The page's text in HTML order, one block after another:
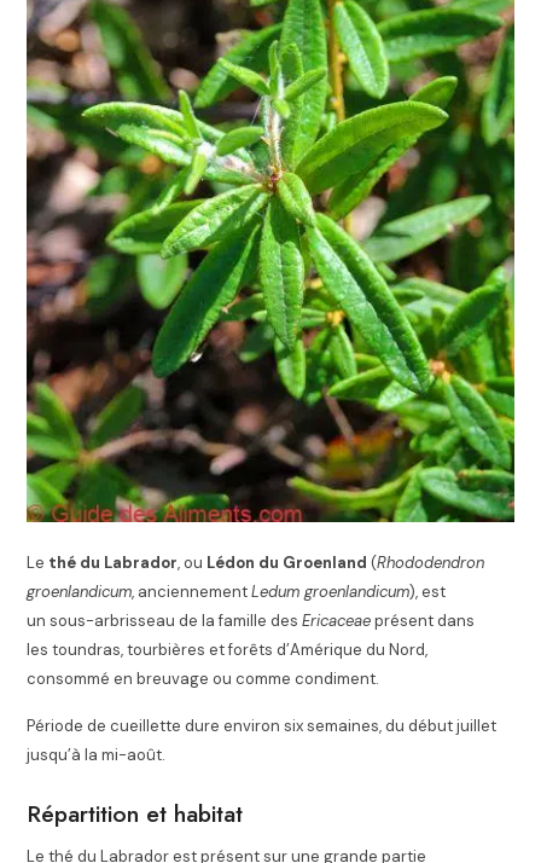
Le thé du Labrador, ou Lédon du Groenland (Rhododendron
groenlandicum, anciennementLedum groenlandicum), est
un sous-arbrisseau de la famille desEricaceaeprésent dans
les toundras, tourbières et forêts d’Amérique du Nord,
consommé en breuvage ou comme condiment.
Période de cueillette dure environ six semaines, du début juillet
jusqu’à la mi-août.
Répartition et habitat
Le thé du Labrador est présent sur une grande partie